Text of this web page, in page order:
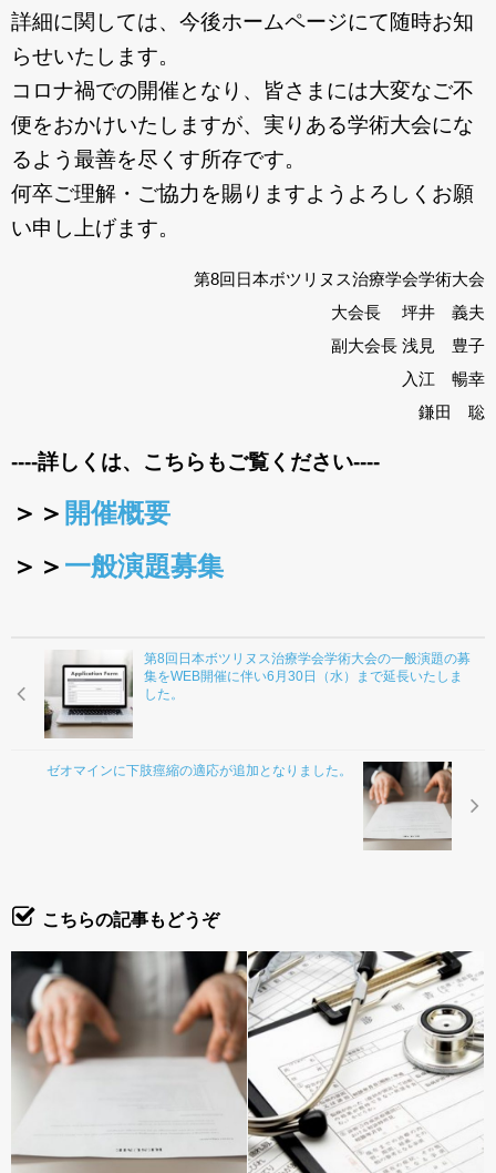
詳細に関しては、今後ホームページにて随時お知
らせいたします。
コロナ禍での開催となり、皆さまには大変なご不
便をおかけいたしますが、実りある学術大会にな
るよう最善を尽くす所存です。
何卒ご理解・ご協力を賜りますようよろしくお願
い申し上げます。
第8回日本ボツリヌス治療学会学術大会
大会長 坪井 義夫
副大会長 浅見 豊子
入江 暢幸
鎌田 聡
----詳しくは、こちらもご覧ください----
＞＞ 開催概要
＞＞ 一般演題募集
第8回日本ボツリヌス治療学会学術大会の一般演題の募
集をWEB開催に伴い6月30日（水）まで延長いたしま
した。
ゼオマインに下肢痙縮の適応が追加となりました。
こちらの記事もどうぞ